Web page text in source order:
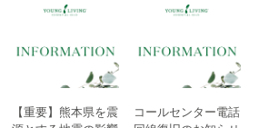
【重要】熊本県を震
コールセンター電話